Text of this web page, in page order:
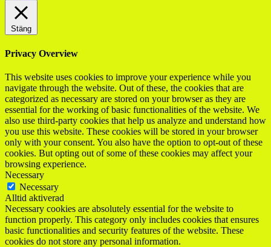
Stäng
Privacy Overview
This website uses cookies to improve your experience while you
navigate through the website. Out of these, the cookies that are
categorized as necessary are stored on your browser as they are
essential for the working of basic functionalities of the website. We
also use third-party cookies that help us analyze and understand how
you use this website. These cookies will be stored in your browser
only with your consent. You also have the option to opt-out of these
cookies. But opting out of some of these cookies may affect your
browsing experience.
Necessary
Necessary
Alltid aktiverad
Necessary cookies are absolutely essential for the website to
function properly. This category only includes cookies that ensures
basic functionalities and security features of the website. These
cookies do not store any personal information.